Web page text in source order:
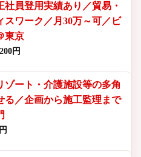
社員登用実績あり／貿易・
ワーク／月30万～可／ビ
東京
円
ゾート・介護施設等の多角
る／企画から施工監理まで